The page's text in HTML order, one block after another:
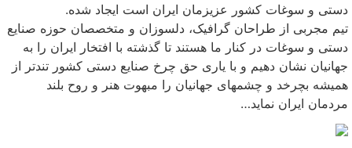
دستی و سوغات کشور عزیزمان ایران است ایجاد شده.
تیم مجربی از طراحان گرافیک، دلسوزان و متخصصان حوزه صنایع
دستی و سوغات در کنار ما هستند تا گذشته با افتخار ایران را به
جهانیان نشان دهیم و با یاری حق چرخ صنایع دستی کشور تندتر از
همیشه بچرخد و چشمهای جهانیان را مبهوت هنر و روح بلند
مردمان ایران نماید…